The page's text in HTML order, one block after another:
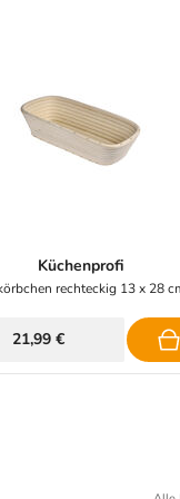
Küchenprofi
rechteckig 13 x 28
21,99 €